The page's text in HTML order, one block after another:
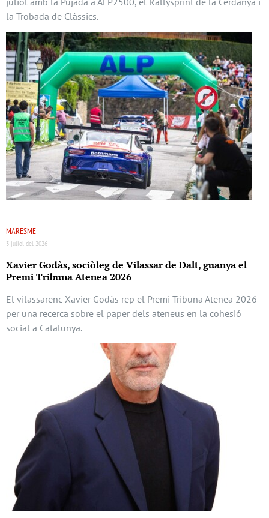
la Trobada de Clàssics.
MARESME
3 juliol del 2026
Xavier Godàs, sociòleg de Vilassar de Dalt, guanya el
Premi Tribuna Atenea 2026
El vilassarenc Xavier Godàs rep el Premi Tribuna Atenea 2026
per una recerca sobre el paper dels ateneus en la cohesió
social a Catalunya.